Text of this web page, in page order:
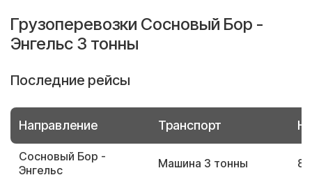
Грузоперевозки Сосновый Бор -
Энгельс 3 тонны
Последние рейсы
Направление Транспорт
Сосновый Бор -
Энгельс
Машина 3 тонны